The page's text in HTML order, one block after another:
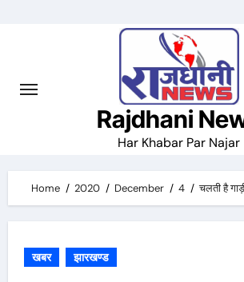
Rajdhani
Har Khabar Par Najar
Home 2020 December 4 चलती है
खबर झारखण्ड